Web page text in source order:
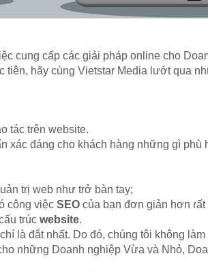
cung cấp các giải pháp online cho
hãy cùng Vietstar Media lướt qua
tác trên website.
xác đáng cho khách hàng những gì phù
trị web như trở bàn tay;
công việc SEO của bạn đơn giản hơn rất
trúc website.
là đắt nhất. Do đó, chúng tôi không
những Doanh nghiệp Vừa và Nhỏ,